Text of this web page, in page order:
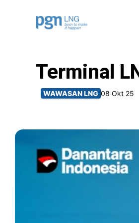
Terminal
WAWASAN LNG 08 Okt 25